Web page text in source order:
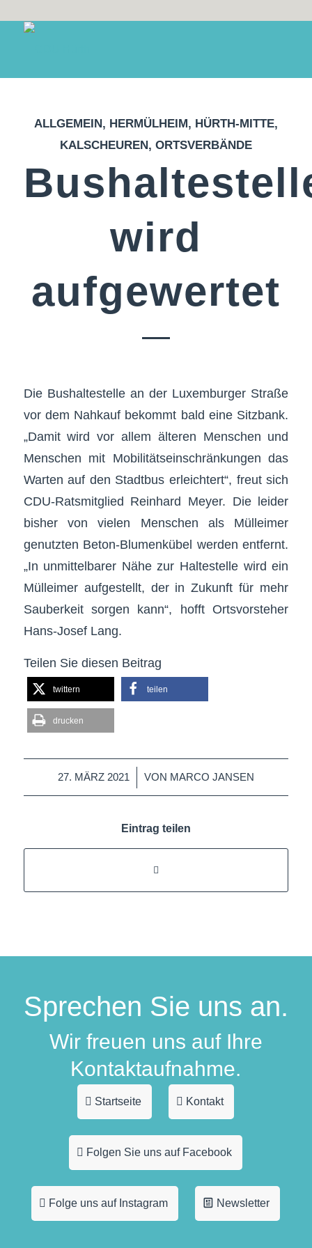
ALLGEMEIN, HERMÜLHEIM, HÜRTH-MITTE,
KALSCHEUREN, ORTSVERBÄNDE
wird
aufgewertet
Die Bushaltestelle an der Luxemburger Straße
vor dem Nahkauf bekommt bald eine Sitzbank.
„Damit wird vor allem älteren Menschen und
Menschen mit Mobilitätseinschränkungen das
Warten auf den Stadtbus erleichtert“, freut sich
CDU-Ratsmitglied Reinhard Meyer. Die leider
bisher von vielen Menschen als Mülleimer
genutzten Beton-Blumenkübel werden entfernt.
„In unmittelbarer Nähe zur Haltestelle wird ein
Mülleimer aufgestellt, der in Zukunft für mehr
Sauberkeit sorgen kann“, hofft Ortsvorsteher
Hans-Josef Lang.
Teilen Sie diesen Beitrag
twittern teilen
drucken
27. MÄRZ 2021
/ VON MARCO JANSEN
Eintrag teilen
Sprechen Sie uns an.
Wir freuen uns auf Ihre
Kontaktaufnahme.
Startseite Kontakt
Folgen Sie uns auf Facebook
Folge uns auf Instagram Newsletter